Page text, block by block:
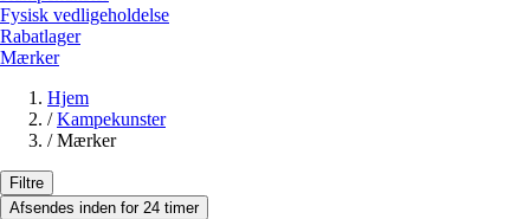
Fysisk vedligeholdelse
Rabatlager
Mærker
Hjem
/ Kampekunster
/ Mærker
Filtre
Afsendes inden for 24 timer